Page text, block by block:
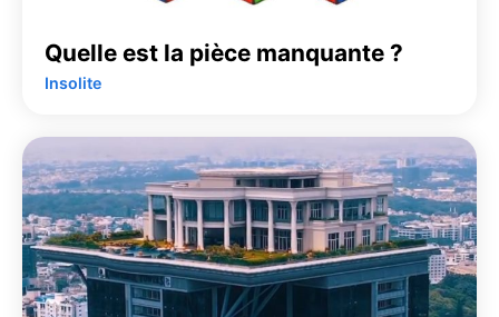
Quelle est la pièce manquante ?
Insolite